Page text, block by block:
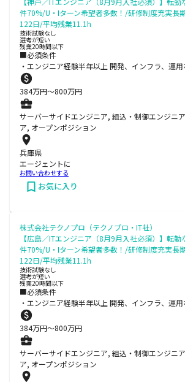
件70%/U・Iターン希望者多数！/研修制度充実長
122日/平均残業11.1h
技術試験なし
選考が短い
残業20時間以下
■必須条件
・エンジニア経験半年以上 開発、インフラ、運
384万円〜800万円
サーバーサイドエンジニア, 組込・制御エンジニ
ア, オープンポジション
兵庫県
エージェントに
お問い合わせする
お気に入り
株式会社テクノプロ（テクノプロ・IT社）
【広島／ITエンジニア（8月9月入社必須）】転
件70%/U・Iターン希望者多数！/研修制度充実長
122日/平均残業11.1h
技術試験なし
選考が短い
残業20時間以下
■必須条件
・エンジニア経験半年以上 開発、インフラ、運
384万円〜800万円
サーバーサイドエンジニア, 組込・制御エンジニ
ア, オープンポジション